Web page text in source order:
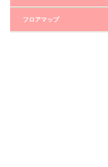
フロアマップ